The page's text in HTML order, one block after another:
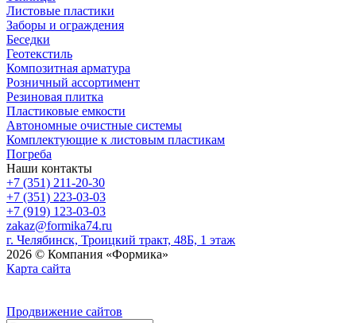
Листовые пластики
Заборы и ограждения
Беседки
Геотекстиль
Композитная арматура
Розничный ассортимент
Резиновая плитка
Пластиковые емкости
Автономные очистные системы
Комплектующие к листовым пластикам
Погреба
Наши контакты
+7 (351) 211-20-30
+7 (351) 223-03-03
+7 (919) 123-03-03
zakaz@formika74.ru
г. Челябинск, Троицкий тракт, 48Б, 1 этаж
2026 © Компания «Формика»
Карта сайта
Продвижение сайтов